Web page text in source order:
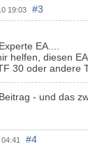
19:03 #3
EA....
helfen, diesen
30 oder andere
- und das
#4